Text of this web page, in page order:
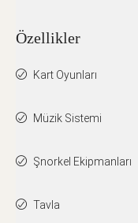
Özellikler
Kart Oyunları
Müzik Sistemi
Şnorkel Ekipmanları
Tavla